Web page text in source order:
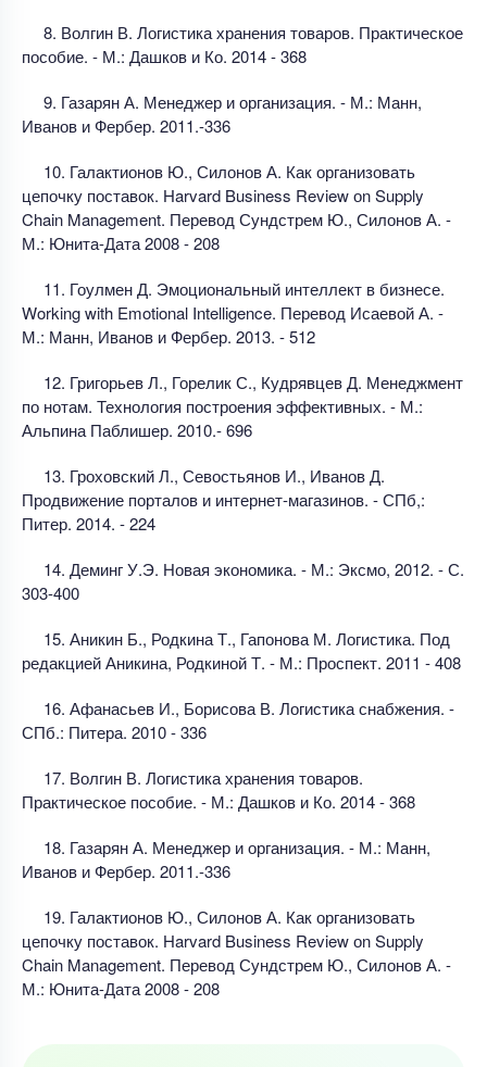
8. Волгин В. Логистика хранения товаров. Практическое
пособие. - М.: Дашков и Ко. 2014 - 368
9. Газарян А. Менеджер и организация. - М.: Манн,
Иванов и Фербер. 2011.-336
10. Галактионов Ю., Силонов А. Как организовать
цепочку поставок. Harvard Business Review оn Supply
Chain Management. Перевод Сундстрем Ю., Силонов А. -
М.: Юнита-Дата 2008 - 208
11. Гоулмен Д. Эмоциональный интеллект в бизнесе.
Working with Emotional Intelligence. Перевод Исаевой А. -
М.: Манн, Иванов и Фербер. 2013. - 512
12. Григорьев Л., Горелик С., Кудрявцев Д. Менеджмент
по нотам. Технология построения эффективных. - М.:
Альпина Паблишер. 2010.- 696
13. Гроховский Л., Севостьянов И., Иванов Д.
Продвижение порталов и интернет-магазинов. - СПб,:
Питер. 2014. - 224
14. Деминг У.Э. Новая экономика. - М.: Эксмо, 2012. - С.
303-400
15. Аникин Б., Родкина Т., Гапонова М. Логистика. Под
редакцией Аникина, Родкиной Т. - М.: Проспект. 2011 - 408
16. Афанасьев И., Борисова В. Логистика снабжения. -
СПб.: Питера. 2010 - 336
17. Волгин В. Логистика хранения товаров.
Практическое пособие. - М.: Дашков и Ко. 2014 - 368
18. Газарян А. Менеджер и организация. - М.: Манн,
Иванов и Фербер. 2011.-336
19. Галактионов Ю., Силонов А. Как организовать
цепочку поставок. Harvard Business Review оn Supply
Chain Management. Перевод Сундстрем Ю., Силонов А. -
М.: Юнита-Дата 2008 - 208